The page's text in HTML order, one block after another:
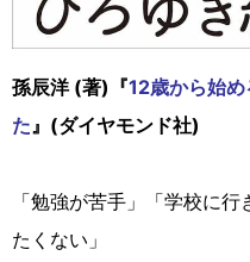
孫辰洋 (著)『12歳から始
た 』(ダイヤモンド社)
「勉強が苦手」「学校に
たくない」